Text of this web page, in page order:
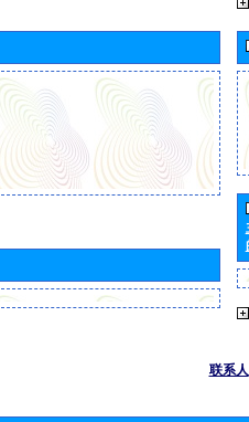
联系人